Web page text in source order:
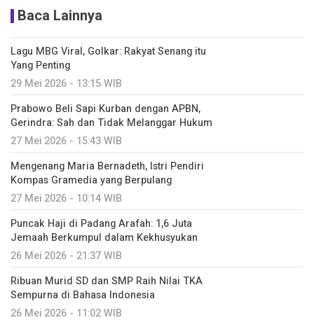
Baca Lainnya
Lagu MBG Viral, Golkar: Rakyat Senang itu
Yang Penting
29 Mei 2026 - 13:15 WIB
Prabowo Beli Sapi Kurban dengan APBN,
Gerindra: Sah dan Tidak Melanggar Hukum
27 Mei 2026 - 15:43 WIB
Mengenang Maria Bernadeth, Istri Pendiri
Kompas Gramedia yang Berpulang
27 Mei 2026 - 10:14 WIB
Puncak Haji di Padang Arafah: 1,6 Juta
Jemaah Berkumpul dalam Kekhusyukan
26 Mei 2026 - 21:37 WIB
Ribuan Murid SD dan SMP Raih Nilai TKA
Sempurna di Bahasa Indonesia
26 Mei 2026 - 11:02 WIB